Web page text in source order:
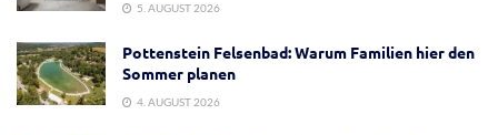
5. AUGUST 2026
Pottenstein Felsenbad: Warum Familien hier den
Sommer planen
4. AUGUST 2026